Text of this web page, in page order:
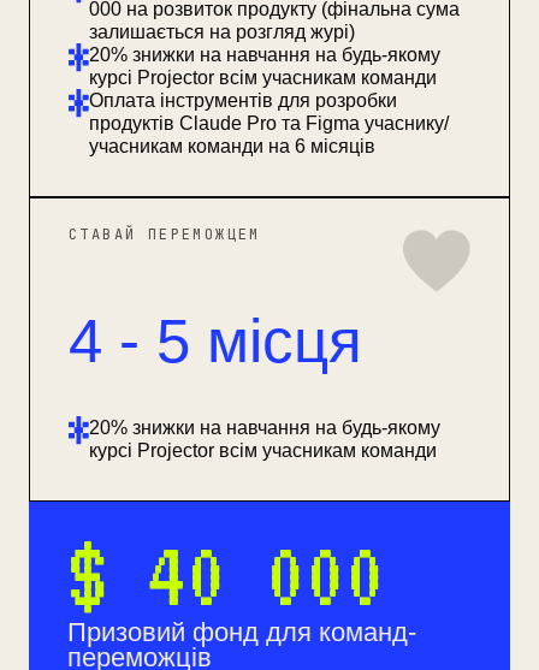
000 на розвиток продукту (фінальна сума
залишається на розгляд журі)
20% знижки на навчання на будь-якому
курсі Projector всім учасникам команди
Оплата інструментів для розробки
продуктів Claude Pro та Figma учаснику/
учасникам команди на 6 місяців
СТАВАЙ ПЕРЕМОЖЦЕМ
4 - 5 місця
20% знижки на навчання на будь-якому
курсі Projector всім учасникам команди
$ 40 000
Призовий фонд для команд-
переможців